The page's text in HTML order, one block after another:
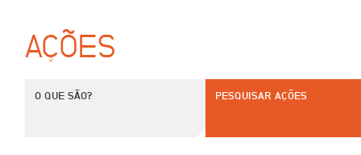
AÇÕES
O QUE SÃO? PESQUISAR AÇÕES